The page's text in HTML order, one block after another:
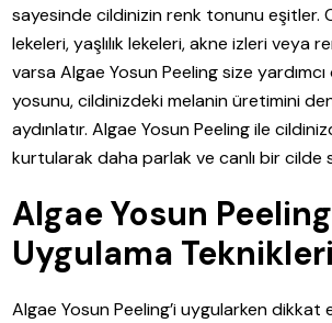
sayesinde cildinizin renk tonunu eşitler.
lekeleri, yaşlılık lekeleri, akne izleri veya
varsa Algae Yosun Peeling size yardımcı
yosunu, cildinizdeki melanin üretimini
aydınlatır. Algae Yosun Peeling ile
kurtularak daha parlak ve canlı bir cilde
Algae Yosun Peeling
Uygulama Teknikleri
Algae Yosun Peeling’i uygularken dikkat